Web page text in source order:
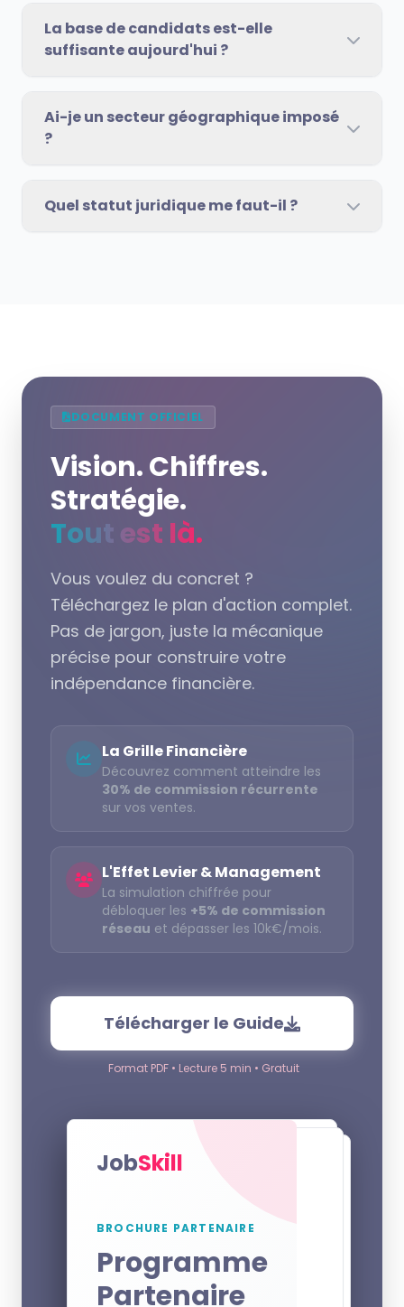
La base de candidats est-elle
suffisante aujourd'hui ?
Ai-je un secteur géographique imposé
?
Quel statut juridique me faut-il ?
DOCUMENT OFFICIEL
Vision. Chiffres.
Stratégie.
Tout est là.
Vous voulez du concret ?
Téléchargez le plan d'action complet.
Pas de jargon, juste la mécanique
précise pour construire votre
indépendance financière.
La Grille Financière
Découvrez comment atteindre les
30% de commission récurrente
sur vos ventes.
L'Effet Levier & Management
La simulation chiffrée pour
débloquer les +5% de commission
réseau et dépasser les 10k€/mois.
Télécharger le Guide
Format PDF • Lecture 5 min • Gratuit
JobSkill
BROCHURE PARTENAIRE
Programme
Partenaire